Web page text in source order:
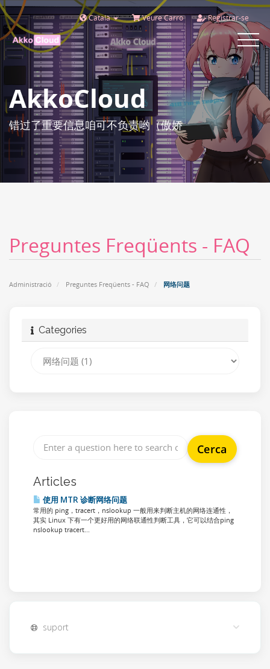
Català Veure Carro Registrar-se
Toggle
AkkoCloud
错过了重要信息咱可不负责哟（傲娇
Preguntes Freqüents - FAQ
Administració Preguntes Freqüents - FAQ 网络问题
Categories
Articles
使用 MTR 诊断网络问题
常用的 ping，tracert，nslookup 一般用来判断主机的网络连通性，
其实 Linux 下有一个更好用的网络联通性判断工具，它可以结合ping
nslookup tracert...
suport